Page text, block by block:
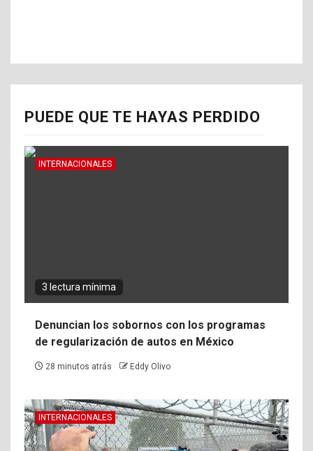
PUEDE QUE TE HAYAS PERDIDO
INTERNACIONALES
3 lectura mínima
Denuncian los sobornos con los programas
de regularización de autos en México
28 minutos atrás Eddy Olivo
INTERNACIONALES